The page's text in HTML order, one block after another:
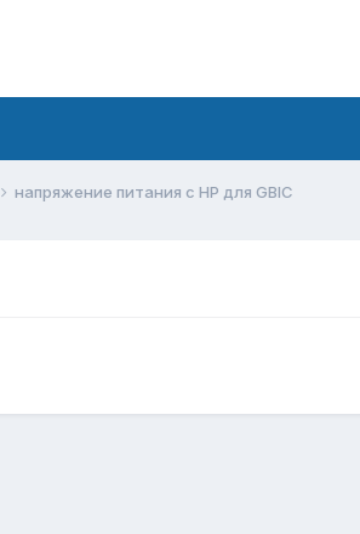
напряжение питания с НР для GBIC